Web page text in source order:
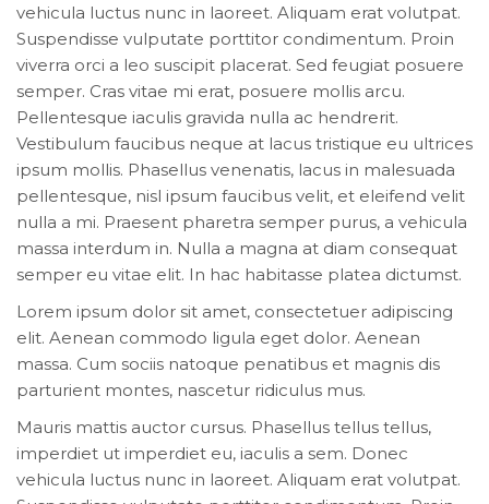
vehicula luctus nunc in laoreet. Aliquam erat volutpat.
Suspendisse vulputate porttitor condimentum. Proin
viverra orci a leo suscipit placerat. Sed feugiat posuere
semper. Cras vitae mi erat, posuere mollis arcu.
Pellentesque iaculis gravida nulla ac hendrerit.
Vestibulum faucibus neque at lacus tristique eu ultrices
ipsum mollis. Phasellus venenatis, lacus in malesuada
pellentesque, nisl ipsum faucibus velit, et eleifend velit
nulla a mi. Praesent pharetra semper purus, a vehicula
massa interdum in. Nulla a magna at diam consequat
semper eu vitae elit. In hac habitasse platea dictumst.
Lorem ipsum dolor sit amet, consectetuer adipiscing
elit. Aenean commodo ligula eget dolor. Aenean
massa. Cum sociis natoque penatibus et magnis dis
parturient montes, nascetur ridiculus mus.
Mauris mattis auctor cursus. Phasellus tellus tellus,
imperdiet ut imperdiet eu, iaculis a sem. Donec
vehicula luctus nunc in laoreet. Aliquam erat volutpat.